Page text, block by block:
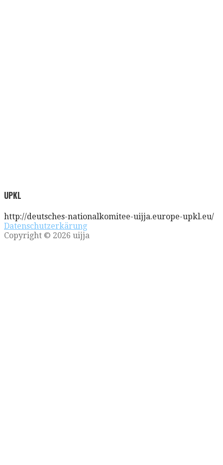
UPKL
http://deutsches-nationalkomitee-uijja.europe-upkl.eu/
Datenschutzerkärung
Copyright © 2026 uijja